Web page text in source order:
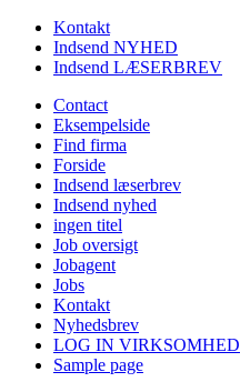
Kontakt
Indsend NYHED
Indsend LÆSERBREV
Contact
Eksempelside
Find firma
Forside
Indsend læserbrev
Indsend nyhed
ingen titel
Job oversigt
Jobagent
Jobs
Kontakt
Nyhedsbrev
LOG IN VIRKSOMHED
Sample page